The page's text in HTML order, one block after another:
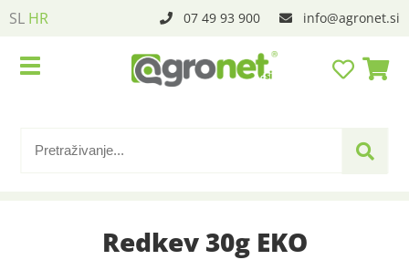
SL HR 07 49 93 900 info agronet.si
Redkev 30g EKO